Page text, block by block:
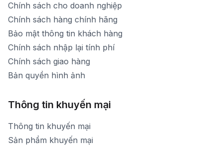
Chính sách cho doanh nghiệp
Chính sách hàng chính hãng
Bảo mật thông tin khách hàng
Chính sách nhập lại tính phí
Chính sách giao hàng
Bản quyền hình ảnh
Thông tin khuyến mại
Thông tin khuyến mại
Sản phẩm khuyến mại